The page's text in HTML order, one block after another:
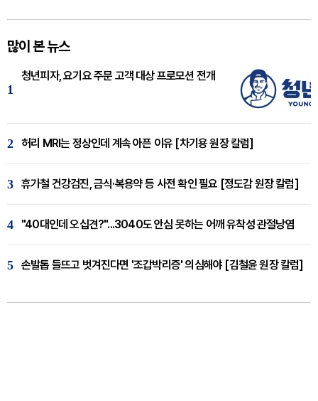
많이 본 뉴스
1
청년피자, 요기요 주문 고객 대상 프로모션 전개
2 허리 MRI는 정상인데 계속 아픈 이유 [차기용 원장 칼럼]
3 휴가철 건강검진, 금식·복용약 등 사전 확인 필요 [정도감 원장 칼럼]
4 "40대인데 오십견?"...3040도 안심 못하는 어깨 유착성 관절낭염
5 손발톱 들뜨고 벗겨진다면 '조갑박리증' 의심해야 [김철윤 원장 칼럼]